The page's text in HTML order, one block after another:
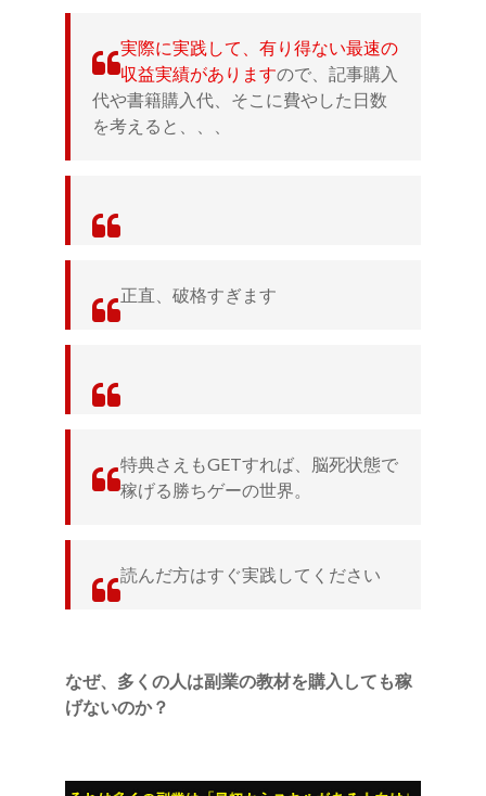
実際に実践して、有り得ない最速の
収益実績がありますので、記事購入
代や書籍購入代、そこに費やした日数
を考えると、、、
正直、破格すぎます
特典さえもGETすれば、脳死状態で
稼げる勝ちゲーの世界。
読んだ方はすぐ実践してください
なぜ、多くの人は副業の教材を購入しても稼
げないのか？